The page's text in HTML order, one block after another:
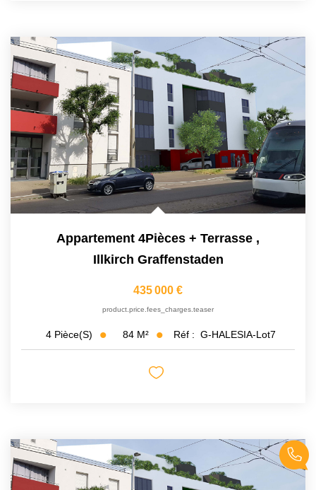
Appartement 4Pièces + Terrasse ,
Illkirch Graffenstaden
435 000 €
product.price.fees_charges.teaser
4 Pièce(s) 84 M² Réf : G-HALESIA-Lot7